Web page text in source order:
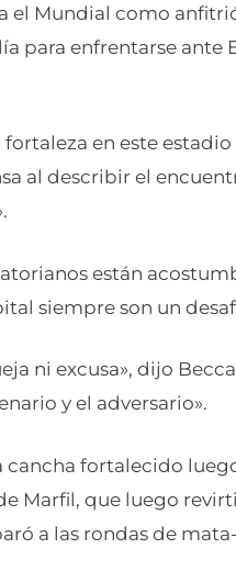
el Mundial como
para enfrentarse ante
fortaleza en este
al describir el
están
siempre son un
ni excusa», dijo
y el adversario».
cancha fortalecido
Marfil, que luego
a las rondas de